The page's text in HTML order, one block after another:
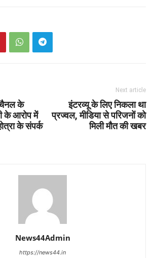
चैनल के
के आरोप में
के संपर्क
Next article
इंटरव्यू के लिए निकला था
प्रज्वल, मीडिया से परिजनों को
मिली मौत की खबर
News44Admin
https://news44.in